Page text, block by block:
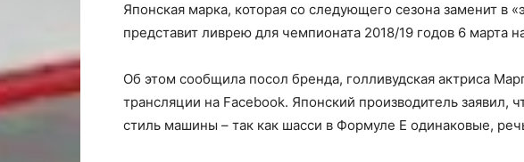
Японская марка, которая со следующего сезона заменит в
представит ливрею для чемпионата 2018/19 годов 6 марта
Об этом сообщила посол бренда, голливудская актриса
трансляции на Facebook. Японский производитель заявил,
стиль машины – так как шасси в Формуле Е одинаковые,